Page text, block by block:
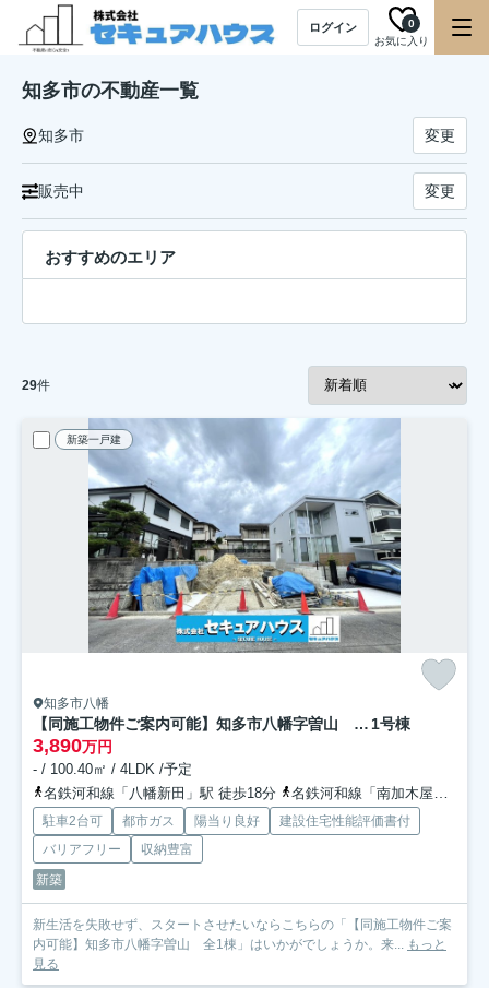
ログイン
お気に入り
0
知多市の不動産一覧
知多市 変更
販売中 変更
おすすめのエリア
29件
新築一戸建
知多市八幡
【同施工物件ご案内可能】知多市八幡字曽山 全1棟 1号棟
3,890万円
- / 100.40㎡ / 4LDK /予定
名鉄河和線「八幡新田」駅 徒歩18分
名鉄河和線「南加木屋」駅 徒歩18分
駐車2台可 都市ガス 陽当り良好
建設住宅性能評価書付
バリアフリー
収納豊富
新築
新生活を失敗せず、スタートさせたいならこちらの「【同施工物件ご案
内可能】知多市八幡字曽山 全1棟」はいかがでしょうか。来... もっと
見る